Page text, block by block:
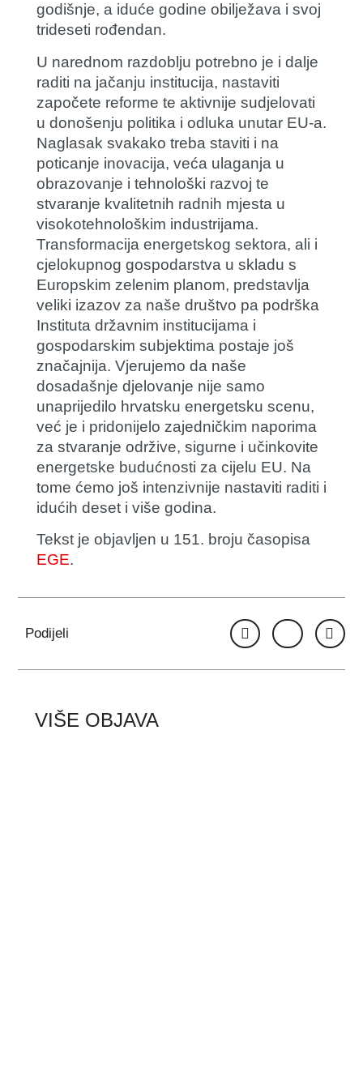
godišnje, a iduće godine obilježava i svoj
trideseti rođendan.
U narednom razdoblju potrebno je i dalje
raditi na jačanju institucija, nastaviti
započete reforme te aktivnije sudjelovati
u donošenju politika i odluka unutar EU-a.
Naglasak svakako treba staviti i na
poticanje inovacija, veća ulaganja u
obrazovanje i tehnološki razvoj te
stvaranje kvalitetnih radnih mjesta u
visokotehnološkim industrijama.
Transformacija energetskog sektora, ali i
cjelokupnog gospodarstva u skladu s
Europskim zelenim planom, predstavlja
veliki izazov za naše društvo pa podrška
Instituta državnim institucijama i
gospodarskim subjektima postaje još
značajnija. Vjerujemo da naše
dosadašnje djelovanje nije samo
unaprijedilo hrvatsku energetsku scenu,
već je i pridonijelo zajedničkim naporima
za stvaranje održive, sigurne i učinkovite
energetske budućnosti za cijelu EU. Na
tome ćemo još intenzivnije nastaviti raditi i
idućih deset i više godina.
Tekst je objavljen u 151. broju časopisa
EGE.
Podijeli
VIŠE OBJAVA